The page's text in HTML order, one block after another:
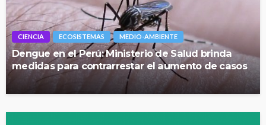
CIENCIA ECOSISTEMAS MEDIO-AMBIENTE
Dengue en el Perú: Ministerio de Salud brinda
medidas para contrarrestar el aumento de casos